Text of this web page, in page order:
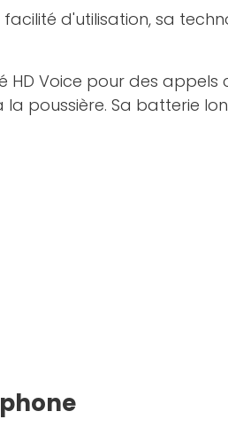
d'utilisation, sa
HD Voice pour des
poussière. Sa batterie